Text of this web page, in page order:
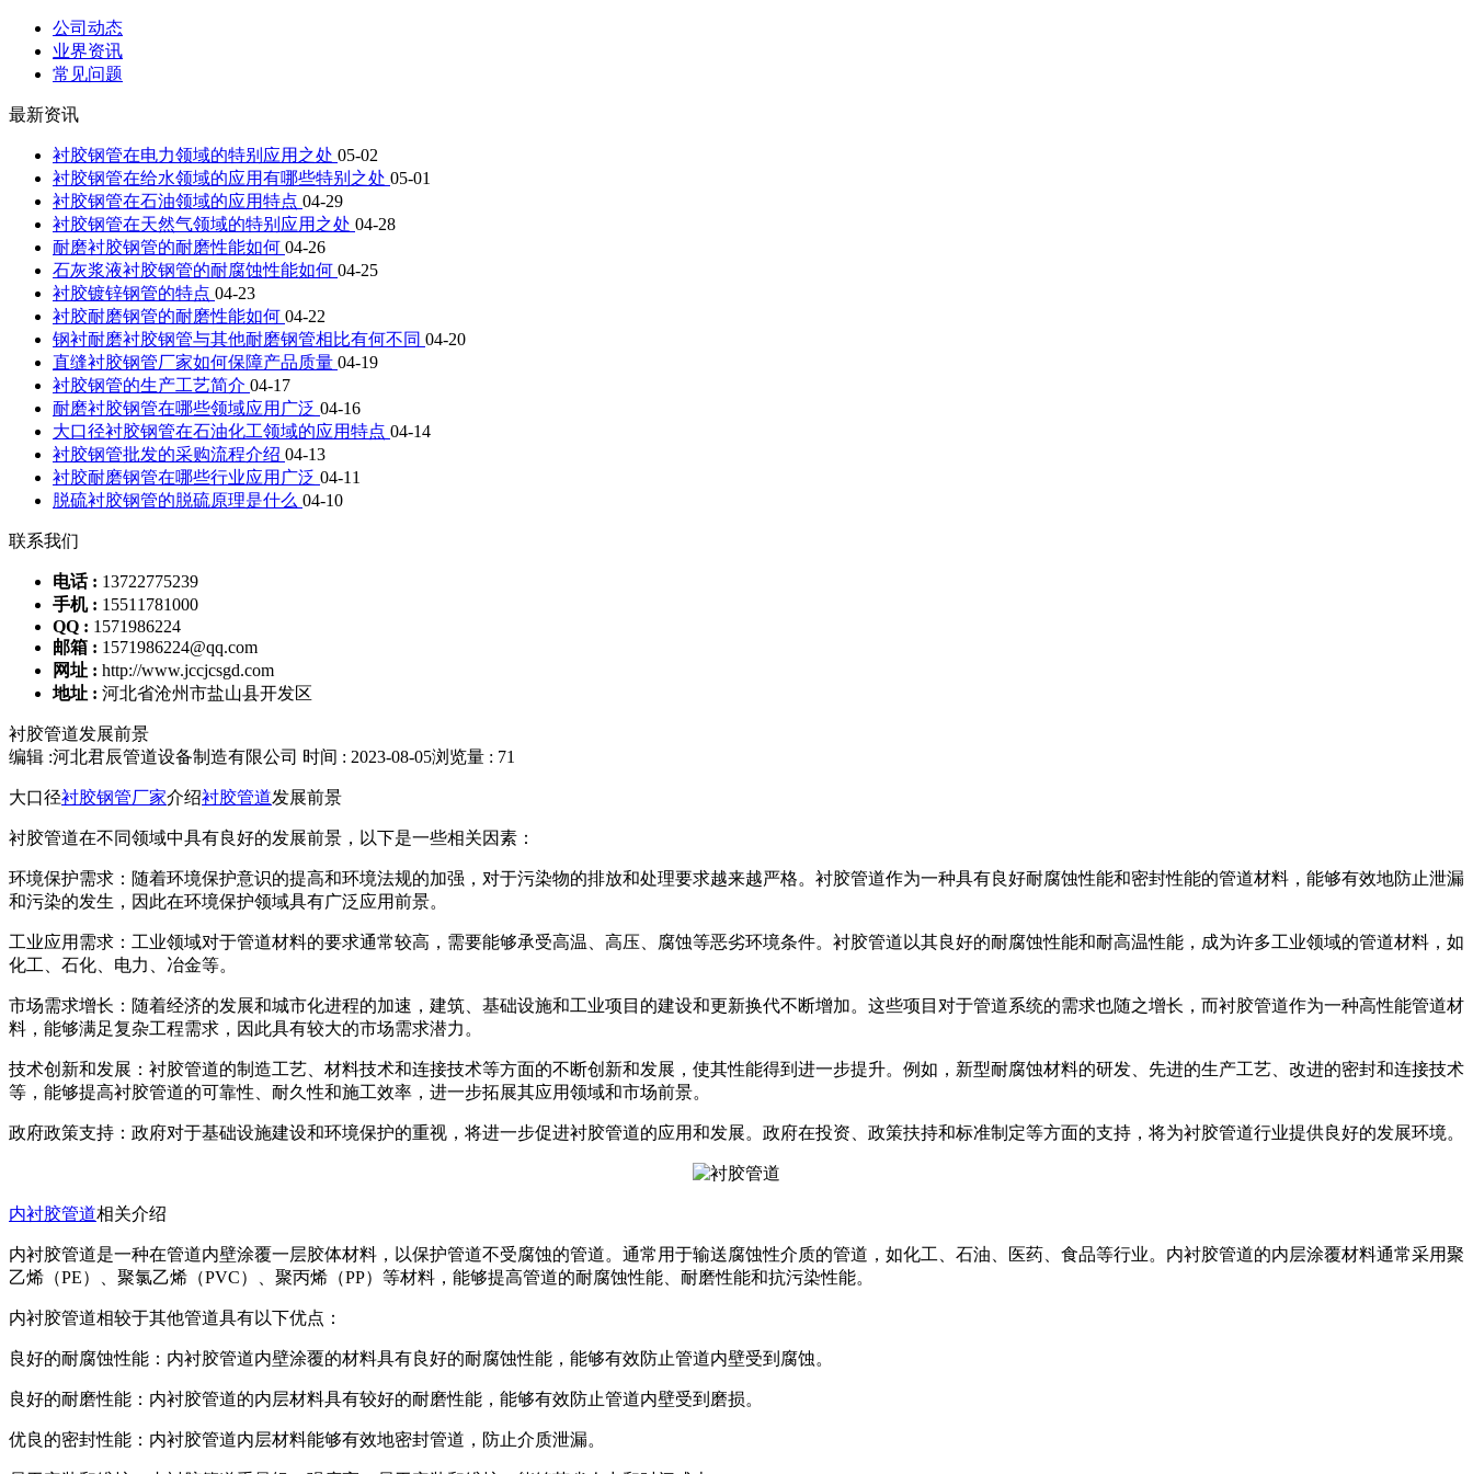
公司动态
业界资讯
常见问题
最新资讯
衬胶钢管在电力领域的特别应用之处 05-02
衬胶钢管在给水领域的应用有哪些特别之处 05-01
衬胶钢管在石油领域的应用特点 04-29
衬胶钢管在天然气领域的特别应用之处 04-28
耐磨衬胶钢管的耐磨性能如何 04-26
石灰浆液衬胶钢管的耐腐蚀性能如何 04-25
衬胶镀锌钢管的特点 04-23
衬胶耐磨钢管的耐磨性能如何 04-22
钢衬耐磨衬胶钢管与其他耐磨钢管相比有何不同 04-20
直缝衬胶钢管厂家如何保障产品质量 04-19
衬胶钢管的生产工艺简介 04-17
耐磨衬胶钢管在哪些领域应用广泛 04-16
大口径衬胶钢管在石油化工领域的应用特点 04-14
衬胶钢管批发的采购流程介绍 04-13
衬胶耐磨钢管在哪些行业应用广泛 04-11
脱硫衬胶钢管的脱硫原理是什么 04-10
联系我们
电话 : 13722775239
手机 : 15511781000
QQ : 1571986224
邮箱 : 1571986224@qq.com
网址 : http://www.jccjcsgd.com
地址 : 河北省沧州市盐山县开发区
衬胶管道发展前景
编辑 :河北君辰管道设备制造有限公司 时间 : 2023-08-05浏览量 : 71
大口径衬胶钢管厂家介绍衬胶管道发展前景
衬胶管道在不同领域中具有良好的发展前景，以下是一些相关因素：
环境保护需求：随着环境保护意识的提高和环境法规的加强，对于污染物的排放和处理要求越来越严格。衬胶管道作为一种具有良好耐腐蚀性能和密封性能的管道材料，能够有效地防止泄漏
和污染的发生，因此在环境保护领域具有广泛应用前景。
工业应用需求：工业领域对于管道材料的要求通常较高，需要能够承受高温、高压、腐蚀等恶劣环境条件。衬胶管道以其良好的耐腐蚀性能和耐高温性能，成为许多工业领域的管道材料，如
化工、石化、电力、冶金等。
市场需求增长：随着经济的发展和城市化进程的加速，建筑、基础设施和工业项目的建设和更新换代不断增加。这些项目对于管道系统的需求也随之增长，而衬胶管道作为一种高性能管道材
料，能够满足复杂工程需求，因此具有较大的市场需求潜力。
技术创新和发展：衬胶管道的制造工艺、材料技术和连接技术等方面的不断创新和发展，使其性能得到进一步提升。例如，新型耐腐蚀材料的研发、先进的生产工艺、改进的密封和连接技术
等，能够提高衬胶管道的可靠性、耐久性和施工效率，进一步拓展其应用领域和市场前景。
政府政策支持：政府对于基础设施建设和环境保护的重视，将进一步促进衬胶管道的应用和发展。政府在投资、政策扶持和标准制定等方面的支持，将为衬胶管道行业提供良好的发展环境。
内衬胶管道相关介绍
内衬胶管道是一种在管道内壁涂覆一层胶体材料，以保护管道不受腐蚀的管道。通常用于输送腐蚀性介质的管道，如化工、石油、医药、食品等行业。内衬胶管道的内层涂覆材料通常采用聚
乙烯（PE）、聚氯乙烯（PVC）、聚丙烯（PP）等材料，能够提高管道的耐腐蚀性能、耐磨性能和抗污染性能。
内衬胶管道相较于其他管道具有以下优点：
良好的耐腐蚀性能：内衬胶管道内壁涂覆的材料具有良好的耐腐蚀性能，能够有效防止管道内壁受到腐蚀。
良好的耐磨性能：内衬胶管道的内层材料具有较好的耐磨性能，能够有效防止管道内壁受到磨损。
优良的密封性能：内衬胶管道内层材料能够有效地密封管道，防止介质泄漏。